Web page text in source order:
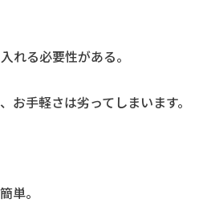
れる必要性がある。
お手軽さは劣ってしまいます。
単。